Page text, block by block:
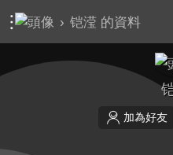
› 铠滢 的資料
加為好友